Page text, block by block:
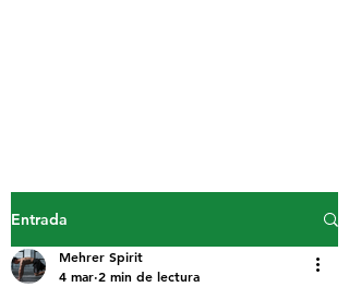
Entrada
Mehrer Spirit
4 mar 2 min de lectura